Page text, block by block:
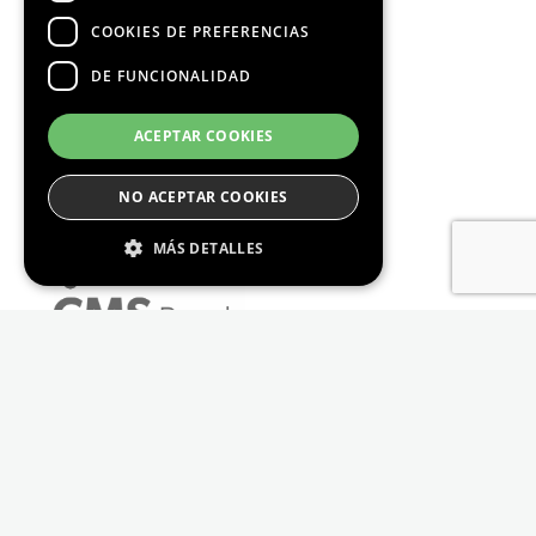
COOKIES DE PREFERENCIAS
DE FUNCIONALIDAD
ACEPTAR COOKIES
NO ACEPTAR COOKIES
MÁS DETALLES